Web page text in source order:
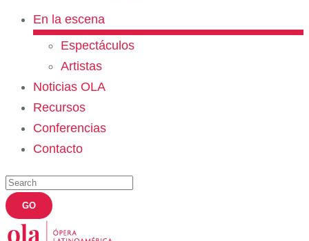
En la escena
Espectáculos
Artistas
Noticias OLA
Recursos
Conferencias
Contacto